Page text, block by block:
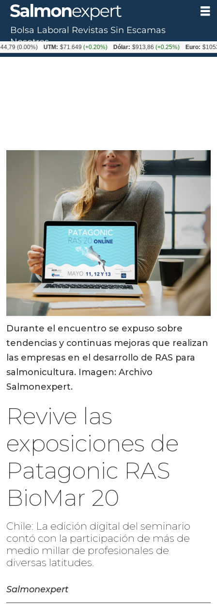
Durante el encuentro se expuso sobre
tendencias y continuas mejoras que realizan
las empresas en el desarrollo de RAS para
salmonicultura. Imagen: Archivo
Salmonexpert.
Revive las
exposiciones de
Patagonic RAS
BioMar 20
Chile: La edición digital del seminario
contó con la participación de más de
medio millar de profesionales de
diversas latitudes.
Salmonexpert
Bolsa Laboral Revistas Sin Escamas
Nosotros
UTM: $71.649(+0.20%) Dólar: $913,86(+0.25%) Euro: $1053,08 (-